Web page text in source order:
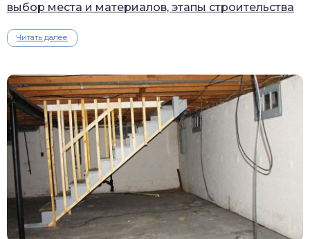
выбор места и материалов, этапы строительства
Читать далее